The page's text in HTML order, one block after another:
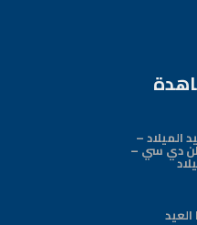
الميلاد –
دي سي –